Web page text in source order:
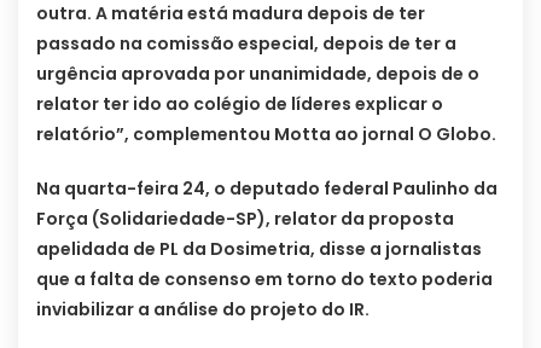
outra. A matéria está madura depois de ter
passado na comissão especial, depois de ter a
urgência aprovada por unanimidade, depois de o
relator ter ido ao colégio de líderes explicar o
relatório”, complementou Motta ao jornal O Globo.
Na quarta-feira 24, o deputado federal Paulinho da
Força (Solidariedade-SP), relator da proposta
apelidada de PL da Dosimetria, disse a jornalistas
que a falta de consenso em torno do texto poderia
inviabilizar a análise do projeto do IR.